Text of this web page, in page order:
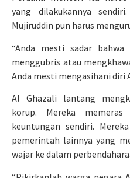
yang dilakukannya
Mujiruddin pun harus
“Anda mesti sadar
menggubris atau
Anda mesti mengasihani diri
Al Ghazali lantang
korup. Mereka
keuntungan sendiri.
pemerintah lainnya yang
wajar ke dalam